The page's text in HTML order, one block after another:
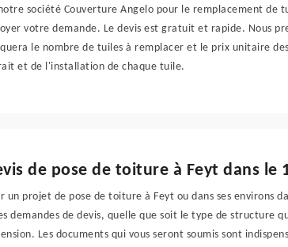
société Couverture Angelo pour le remplacement de
votre demande. Le devis est gratuit et rapide. Nous
le nombre de tuiles à remplacer et le prix unitaire
et de l'installation de chaque tuile.
de pose de toiture à Feyt dans le
un projet de pose de toiture à Feyt ou dans ses environs
demandes de devis, quelle que soit le type de structure
Les documents qui vous seront soumis sont